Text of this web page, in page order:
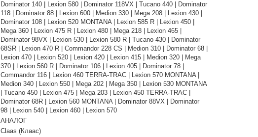
Dominator 140 | Lexion 580 | Dominator 118VX | Tucano 440 | Dominator
118 | Dominator 88 | Lexion 600 | Medion 330 | Mega 208 | Lexion 430 |
Dominator 108 | Lexion 520 MONTANA | Lexion 585 R | Lexion 450 |
Mega 360 | Lexion 475 R | Lexion 480 | Mega 218 | Lexion 465 |
Dominator 98VX | Lexion 530 | Lexion 580 R | Tucano 430 | Dominator
68SR | Lexion 470 R | Commandor 228 CS | Medion 310 | Dominator 68 |
Lexion 470 | Lexion 520 | Lexion 420 | Lexion 415 | Medion 320 | Mega
370 | Lexion 560 R | Dominator 106 | Lexion 405 | Dominator 78 |
Commandor 116 | Lexion 460 TERRA-TRAC | Lexion 570 MONTANA |
Medion 340 | Lexion 550 | Mega 202 | Mega 350 | Lexion 530 MONTANA
| Tucano 450 | Lexion 475 | Mega 203 | Lexion 450 TERRA-TRAC |
Dominator 68R | Lexion 560 MONTANA | Dominator 88VX | Dominator
98 | Lexion 540 | Lexion 460 | Lexion 570
АНАЛОГ
Claas (Клаас)